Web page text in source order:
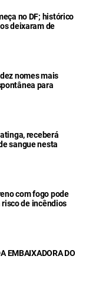
no DF; histórico
deixaram de
nomes mais
para
receberá
sangue nesta
com fogo pode
risco de incêndios
EMBAIXADORA DO